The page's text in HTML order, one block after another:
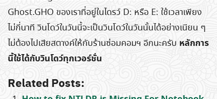
Ghost.GHO ของเราที่อยู่ในไดรว์ D: หรือ E: ใช้เวลาเพียง
ไม่กี่นาที วินโดว์ในวันนี้จะเป็นวินโดว์ในวันนั้นได้อย่างเนียน ๆ
ไม่ต้องไปเสียสตางค์ให้กับร้านซ่อมคอมฯ อีกนะครับ หลักการ
นี้ใช้ได้กับวินโดว์ทุกเวอร์ชั่น
Related Posts: